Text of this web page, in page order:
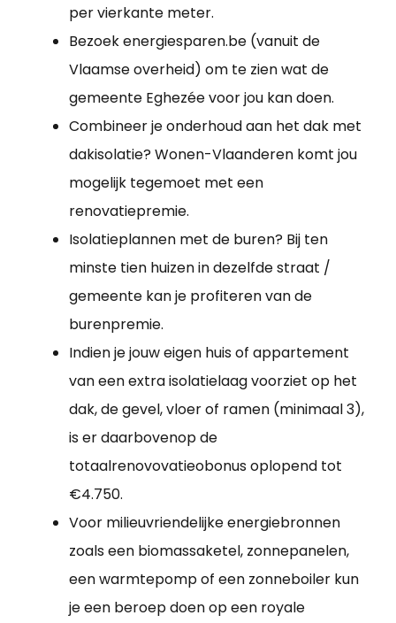
per vierkante meter.
Bezoek energiesparen.be (vanuit de
Vlaamse overheid) om te zien wat de
gemeente Eghezée voor jou kan doen.
Combineer je onderhoud aan het dak met
dakisolatie? Wonen-Vlaanderen komt jou
mogelijk tegemoet met een
renovatiepremie.
Isolatieplannen met de buren? Bij ten
minste tien huizen in dezelfde straat /
gemeente kan je profiteren van de
burenpremie.
Indien je jouw eigen huis of appartement
van een extra isolatielaag voorziet op het
dak, de gevel, vloer of ramen (minimaal 3),
is er daarbovenop de
totaalrenovovatieobonus oplopend tot
€4.750.
Voor milieuvriendelijke energiebronnen
zoals een biomassaketel, zonnepanelen,
een warmtepomp of een zonneboiler kun
je een beroep doen op een royale